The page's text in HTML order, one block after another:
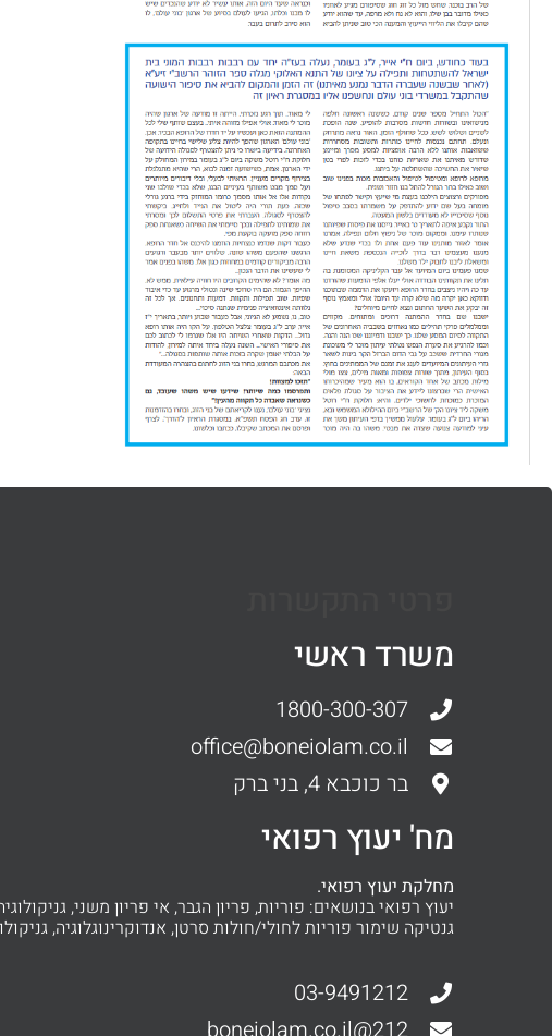
משרד ראשי
1800-300-307
office@boneiolam.co.il
בר כוכבא 4, בני ברק
מח' יעוץ רפואי
מחלקת יעוץ רפואי.
יעוץ רפואי בנושאים: פוריות, פריון הגבר, אי פריון משני,
גנטיקה שימור פוריות לחולי/חולות סרטן, אנדוקרינוגלוגיה,
03-9491212
212@boneiolam.co.il